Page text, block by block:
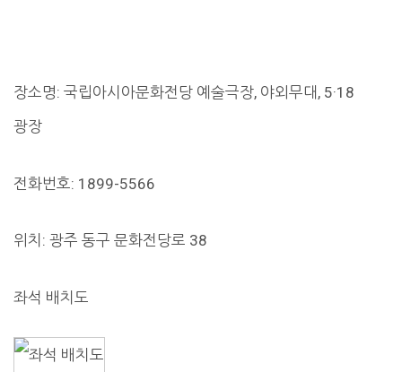
장소명: 국립아시아문화전당 예술극장, 야외무대, 5·18
광장
전화번호: 1899-5566
위치: 광주 동구 문화전당로 38
좌석 배치도